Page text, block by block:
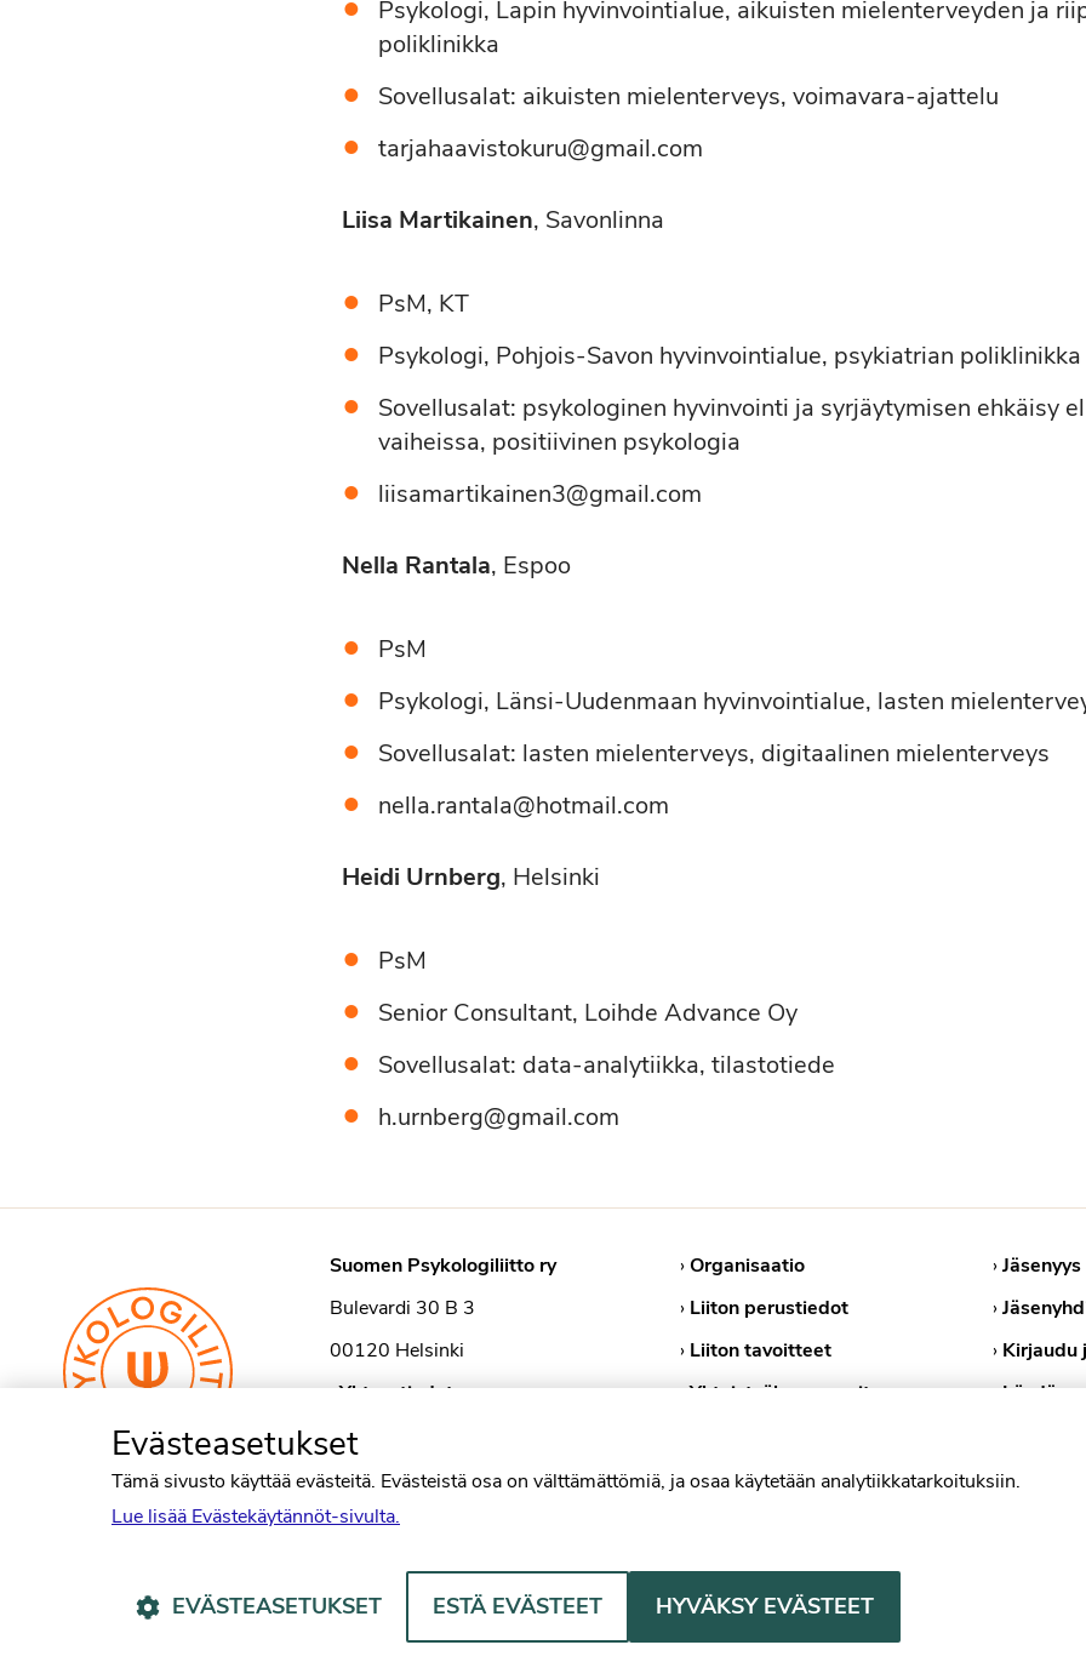
Psykologi, Lapin hyvinvointialue, aikuisten mielenterveyden ja
poliklinikka
Sovellusalat: aikuisten mielenterveys, voimavara-ajattelu
tarjahaavistokuru@gmail.com
Liisa Martikainen, Savonlinna
PsM, KT
Psykologi, Pohjois-Savon hyvinvointialue, psykiatrian poliklinikka
Sovellusalat: psykologinen hyvinvointi ja syrjäytymisen ehkäisy
vaiheissa, positiivinen psykologia
liisamartikainen3@gmail.com
Nella Rantala, Espoo
PsM
Psykologi, Länsi-Uudenmaan hyvinvointialue, lasten
Sovellusalat: lasten mielenterveys, digitaalinen mielenterveys
nella.rantala@hotmail.com
Heidi Urnberg, Helsinki
PsM
Senior Consultant, Loihde Advance Oy
Sovellusalat: data-analytiikka, tilastotiede
h.urnberg@gmail.com
Suomen Psykologiliitto ry
Bulevardi 30 B 3
00120 Helsinki
›Yhteystiedot
›Organisaatio
› Liiton perustiedot
› Liiton tavoitteet
›Yhteistyökumppanit
›Jäsenyys
›
› Kirjaudu
›Löydä
›
Psykologiliitto Facebookissa
Psykologiliitto Instagramissa
Psykologiliitto LinkedInissä
Evästeasetukset
Tämä sivusto käyttää evästeitä. Evästeistä osa on välttämättömiä, ja osaa käytetään analytiikkatarkoituksiin.
Lue lisää Evästekäytännöt-sivulta.
EVÄSTEASETUKSET ESTÄ EVÄSTEET HYVÄKSY EVÄSTEET